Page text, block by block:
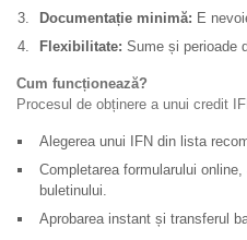
Documentație minimă: E
Flexibilitate: Sume și perioade
Cum funcționează?
Procesul de obținere a unui credit
Alegerea unui IFN din lista
Completarea formularului
buletinului.
Aprobarea instant și transferul